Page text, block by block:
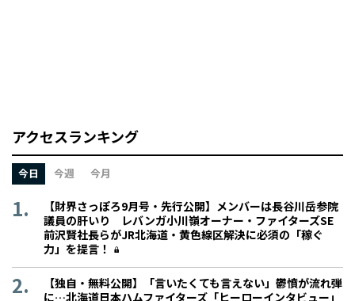
アクセスランキング
今日 今週 今月
【財界さっぽろ9月号・先行公開】メンバーは長谷川岳参院
議員の肝いり レバンガ小川嶺オーナー・ファイターズSE
前沢賢社長らがJR北海道・黄色線区解決に必須の「稼ぐ
力」を提言！
【独自・無料公開】「言いたくても言えない」鬱憤が流れ弾
に…北海道日本ハムファイターズ「ヒーローインタビュー」